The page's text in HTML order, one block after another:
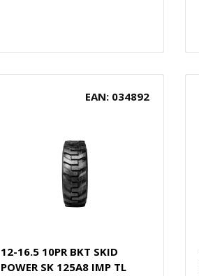
EAN: 034892
12-16.5 10PR BKT SKID
POWER SK 125A8 IMP TL